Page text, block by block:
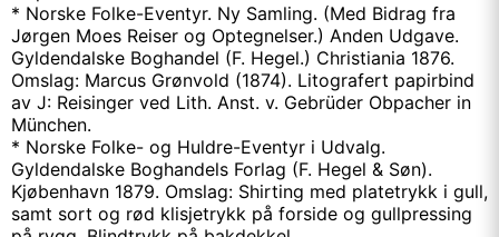
* Norske Folke-Eventyr. Ny Samling. (Med Bidrag fra
Jørgen Moes Reiser og Optegnelser.) Anden Udgave.
Gyldendalske Boghandel (F. Hegel.) Christiania 1876.
Omslag: Marcus Grønvold (1874). Litografert papirbind
av J: Reisinger ved Lith. Anst. v. Gebrüder Obpacher in
München.
* Norske Folke- og Huldre-Eventyr i Udvalg.
Gyldendalske Boghandels Forlag (F. Hegel & Søn).
Kjøbenhavn 1879. Omslag: Shirting med platetrykk i gull,
samt sort og rød klisjetrykk på forside og gullpressing